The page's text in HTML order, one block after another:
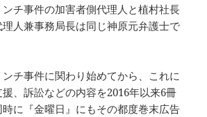
ンチ事件の加害者側代理人と植村社長
人兼事務局長は同じ神原元弁護士で
チ事件に関わり始めてから、これに
、訴訟などの内容を2016年以来6冊
に『金曜日』にもその都度巻末広告